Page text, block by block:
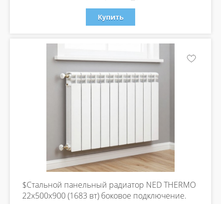
Купить
$Стальной панельный радиатор NED THERMO
22х500х900 (1683 вт) боковое подключение.